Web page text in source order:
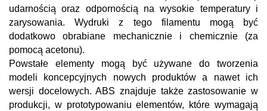
udarnością oraz odpornością na wysokie temperatury i
zarysowania. Wydruki z tego filamentu mogą być
dodatkowo obrabiane mechanicznie i chemicznie (za
pomocą acetonu).
Powstałe elementy mogą być używane do tworzenia
modeli koncepcyjnych nowych produktów a nawet ich
wersji docelowych. ABS znajduje także zastosowanie w
produkcji, w prototypowaniu elementów, które wymagają